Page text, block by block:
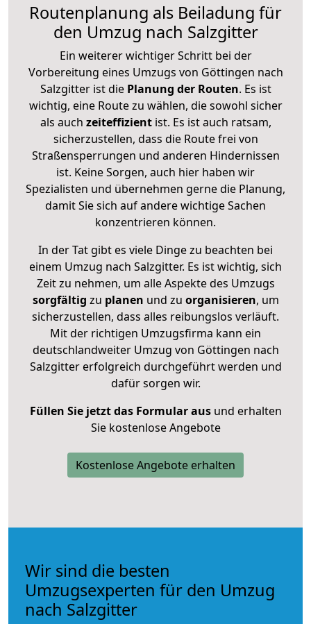
Routenplanung als Beiladung für
den Umzug nach Salzgitter
Ein weiterer wichtiger Schritt bei der
Vorbereitung eines Umzugs von Göttingen nach
Salzgitter ist diePlanung der Routen. Es ist
wichtig, eine Route zu wählen, die sowohl sicher
als auch zeiteffizientist. Es ist auch ratsam,
sicherzustellen, dass die Route frei von
Straßensperrungen und anderen Hindernissen
ist. Keine Sorgen, auch hier haben wir
Spezialisten und übernehmen gerne die Planung,
damit Sie sich auf andere wichtige Sachen
konzentrieren können.
In der Tat gibt es viele Dinge zu beachten bei
einem Umzug nach Salzgitter. Es ist wichtig, sich
Zeit zu nehmen, um alle Aspekte des Umzugs
sorgfältig zu planen und zu organisieren, um
sicherzustellen, dass alles reibungslos verläuft.
Mit der richtigen Umzugsfirma kann ein
deutschlandweiter Umzug von Göttingen nach
Salzgitter erfolgreich durchgeführt werden und
dafür sorgen wir.
Füllen Sie jetzt das Formular ausund erhalten
Sie kostenlose Angebote
Kostenlose Angebote erhalten
Wir sind die besten
Umzugsexperten für den Umzug
nach Salzgitter